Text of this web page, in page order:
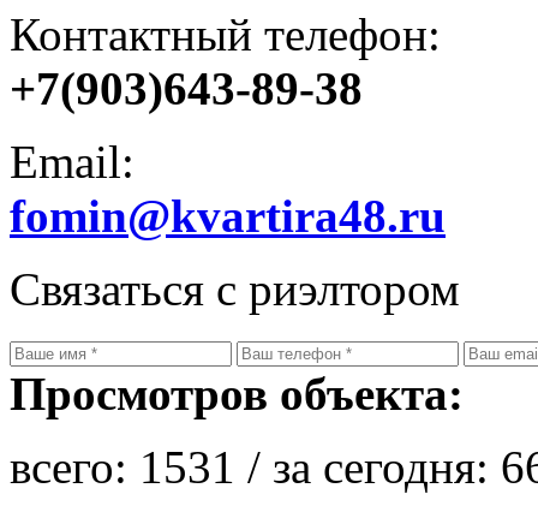
Контактный телефон:
+7(903)643-89-38
Email:
fomin@kvartira48.ru
Связаться с риэлтором
Просмотров объекта:
всего: 1531 / за сегодня: